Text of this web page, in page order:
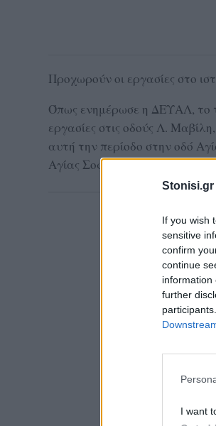
Stonisi.gr
If you wish
sensitive
confirm
continue
information
further
I want
Προχωρούν οι εργασίες στο
Όπως ενημέρωσε η ΔΕΥΑΛ, το
εργασίες στις οδούς Λ.
αυτή την περίοδο στην οδό
Αγίας Σοφίας, έως το